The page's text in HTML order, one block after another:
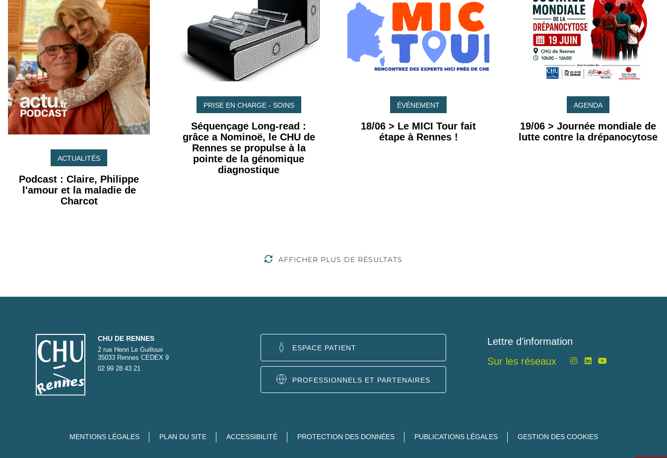
ACTUALITÉS
Podcast : Claire, Philippe
l'amour et la maladie de
Charcot
PRISE EN CHARGE - SOINS
Séquençage Long-read :
grâce a Nominoë, le CHU de
Rennes se propulse à la
pointe de la génomique
diagnostique
ÉVÉNEMENT
18/06 > Le MICI Tour fait
étape à Rennes !
AGENDA
19/06 > Journée mondiale de
lutte contre la drépanocytose
AFFICHER PLUS DE RÉSULTATS
CHU DE RENNES
2 rue Henri Le Guilloux
35033 Rennes CEDEX 9
02 99 28 43 21
ESPACE PATIENT
PROFESSIONNELS ET PARTENAIRES
Lettre d'information
Sur les réseaux
MENTIONS LÉGALES PLAN DU SITE ACCESSIBILITÉ PROTECTION DES DONNÉES PUBLICATIONS LÉGALES GESTION DES COOKIES